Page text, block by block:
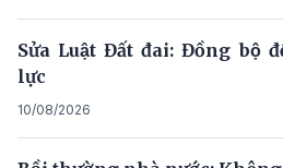
Sửa Luật Đất đai: Đồng bộ
lực
10/08/2026